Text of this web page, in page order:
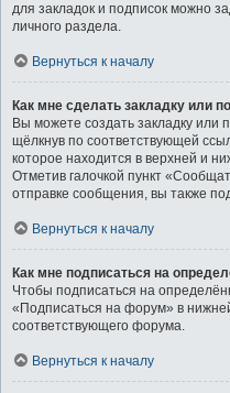
для закладок и подписок можно
личного раздела.
Вернуться к началу
Как мне сделать закладку или
Вы можете создать закладку или
щёлкнув по соответствующей
которое находится в верхней и
Отметив галочкой пункт
отправке сообщения, вы также
Вернуться к началу
Как мне подписаться на
Чтобы подписаться на
«Подписаться на форум» в
соответствующего форума.
Вернуться к началу